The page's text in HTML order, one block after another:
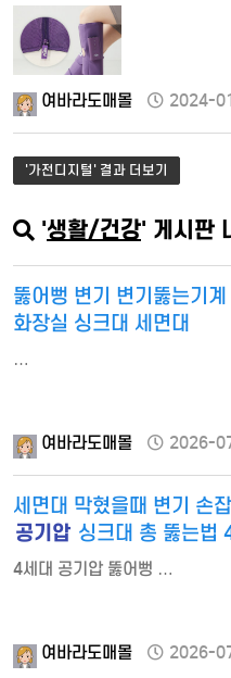
여바라도매몰 2024-
'가전디지털' 결과 더보기
'생활/건강' 게시판
뚫어뻥 변기 변기뚫는기
화장실 싱크대 세면대
…
여바라도매몰 2026-
세면대 막혔을때 변기 손
공기압 싱크대 총 뚫는법
4세대 공기압 뚫어뻥 …
여바라도매몰 2026-